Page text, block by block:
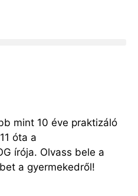
mint 10 éve praktizáló
óta a
írója. Olvass bele a
a gyermekedről!